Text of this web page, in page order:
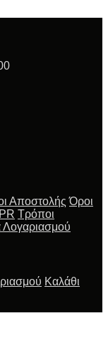
Αποστολής Όροι
Τρόποι
Λογαριασμού
Καλάθι